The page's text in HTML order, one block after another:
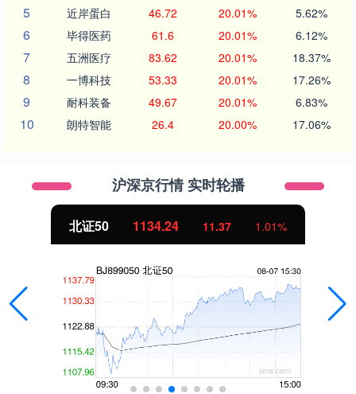
5 近岸蛋白 46.72 20.01% 5.62%
6 毕得医药 61.6 20.01% 6.12%
7 五洲医疗 83.62 20.01% 18.37%
8 一博科技 53.33 20.01% 17.26%
9 耐科装备 49.67 20.01% 6.83%
10 朗特智能 26.4 20.00% 17.06%
沪深京行情 实时轮播
北证50 1134.24 11.37 1.01%